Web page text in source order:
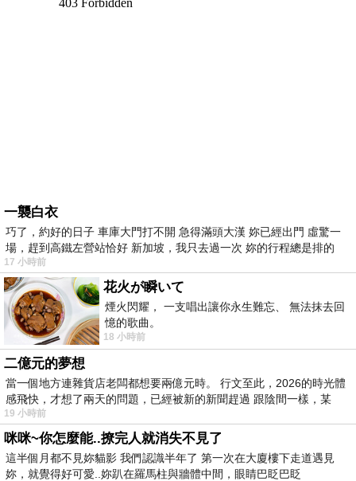
一襲白衣
巧了，約好的日子 車庫大門打不開 急得滿頭大漢 妳已經出門 虛驚一
場，趕到高鐵左營站恰好 新加坡，我只去過一次 妳的行程總是排的
17 小時前
花火が瞬いて
煙火閃耀， 一支唱出讓你永生難忘、 無法抹去回
憶的歌曲。
18 小時前
二億元的夢想
當一個地方連雜貨店老闆都想要兩億元時。 行文至此，2026的時光體
感飛快，才想了兩天的問題，已經被新的新聞趕過 跟陰間一樣，某
19 小時前
咪咪~你怎麼能..撩完人就消失不見了
這半個月都不見妳貓影 我們認識半年了 第一次在大廈樓下走道遇見
妳，就覺得好可愛..妳趴在羅馬柱與牆體中間，眼睛巴眨巴眨